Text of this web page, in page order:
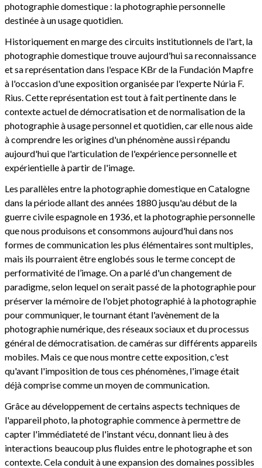
photographie domestique : la photographie personnelle
destinée à un usage quotidien.
Historiquement en marge des circuits institutionnels de l'art, la
photographie domestique trouve aujourd'hui sa reconnaissance
et sa représentation dans l'espace KBr de la Fundación Mapfre
à l'occasion d'une exposition organisée par l'experte Núria F.
Rius. Cette représentation est tout à fait pertinente dans le
contexte actuel de démocratisation et de normalisation de la
photographie à usage personnel et quotidien, car elle nous aide
à comprendre les origines d'un phénomène aussi répandu
aujourd'hui que l'articulation de l'expérience personnelle et
expérientielle à partir de l'image.
Les parallèles entre la photographie domestique en Catalogne
dans la période allant des années 1880 jusqu'au début de la
guerre civile espagnole en 1936, et la photographie personnelle
que nous produisons et consommons aujourd'hui dans nos
formes de communication les plus élémentaires sont multiples,
mais ils pourraient être englobés sous le terme concept de
performativité de l’image. On a parlé d'un changement de
paradigme, selon lequel on serait passé de la photographie pour
préserver la mémoire de l'objet photographié à la photographie
pour communiquer, le tournant étant l'avènement de la
photographie numérique, des réseaux sociaux et du processus
général de démocratisation. de caméras sur différents appareils
mobiles. Mais ce que nous montre cette exposition, c'est
qu'avant l'imposition de tous ces phénomènes, l'image était
déjà comprise comme un moyen de communication.
Grâce au développement de certains aspects techniques de
l'appareil photo, la photographie commence à permettre de
capter l'immédiateté de l'instant vécu, donnant lieu à des
interactions beaucoup plus fluides entre le photographe et son
contexte. Cela conduit à une expansion des domaines possibles